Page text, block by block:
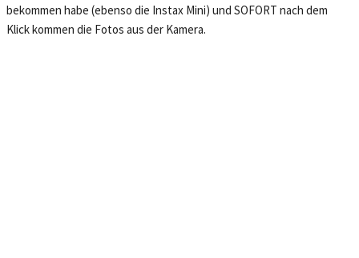
bekommen habe (ebenso die Instax Mini) und SOFORT nach dem
Klick kommen die Fotos aus der Kamera.